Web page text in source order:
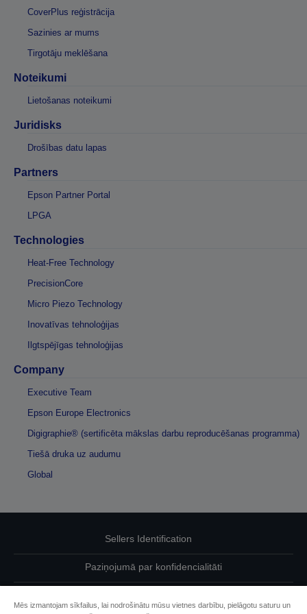
CoverPlus reģistrācija
Sazinies ar mums
Tirgotāju meklēšana
Noteikumi
Lietošanas noteikumi
Juridisks
Drošības datu lapas
Partners
Epson Partner Portal
LPGA
Technologies
Heat-Free Technology
PrecisionCore
Micro Piezo Technology
Inovatīvas tehnoloģijas
Ilgtspējīgas tehnoloģijas
Company
Executive Team
Epson Europe Electronics
Digigraphie® (sertificēta mākslas darbu reproducēšanas programma)
Tiešā druka uz audumu
Global
Sellers Identification
Paziņojumā par konfidencialitāti
Mēs izmantojam sīkfailus, lai nodrošinātu mūsu vietnes darbību, pielāgotu saturu un